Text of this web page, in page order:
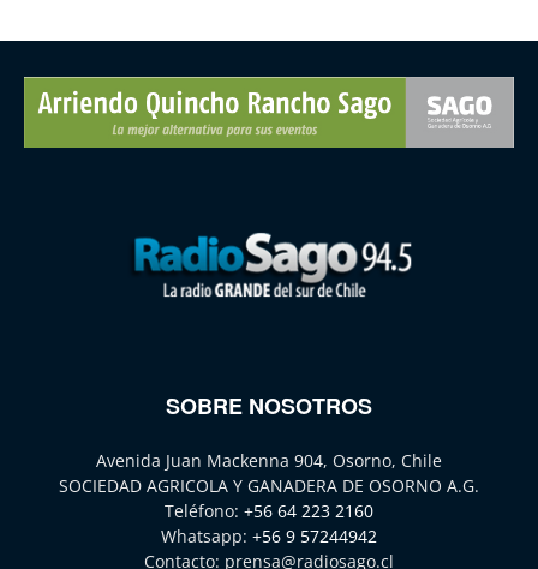
SOBRE NOSOTROS
Avenida Juan Mackenna 904, Osorno, Chile
SOCIEDAD AGRICOLA Y GANADERA DE OSORNO A.G.
Teléfono: +56 64 223 2160
Whatsapp: +56 9 57244942
Contacto: prensa@radiosago.cl